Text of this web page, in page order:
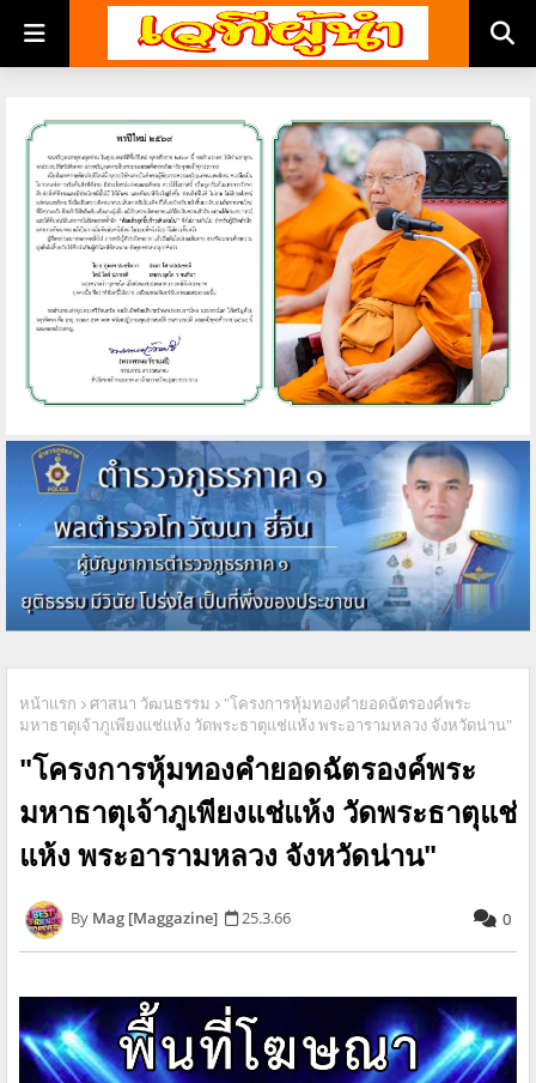
หน้าแรก ศาสนา วัฒนธรรม
"โครงการหุ้มทองคำยอดฉัตรองค์พระ
มหาธาตุเจ้าภูเพียงแช่แห้ง วัดพระธาตุแช่แห้ง พระอารามหลวง จังหวัดน่าน"
"โครงการหุ้มทองคำยอดฉัตรองค์พระ
มหาธาตุเจ้าภูเพียงแช่แห้ง วัดพระธาตุแช่
แห้ง พระอารามหลวง จังหวัดน่าน"
Mag [Maggazine] 25.3.66 0